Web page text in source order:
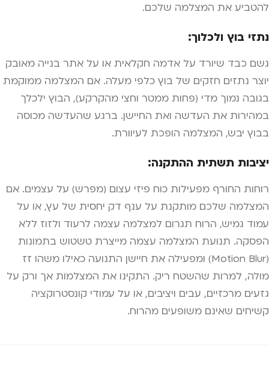
להטביע את המצלמה שלכם.
נתזי בוץ ולכלוך:
גשם כבד שיורד על אדמה חקלאית או על אתר בנייה מאובק
יוצר נתזים חזקים של בוץ כלפי מעלה. אם המצלמה ממוקמת
בגובה נמוך מדי (פחות ממטר וחצי מהקרקע), הבוץ ילכלך
במהירות את העדשה ואת החיישן. ברגע שהעדשה מכוסה
בבוץ יבש, המצלמה הופכת לעיוורת.
יציבות תשתית ההתקנה:
רוחות החורף מפעילות כוח פיזי עצום (מפרש) על עצמים. אם
המצלמה שלכם מותקנת על ענף דק יחסית של עץ, או על
עמוד גמיש, הרוח תגרום למצלמה עצמה לרעוד ולזוז ללא
הפסקה. תנועת המצלמה עצמה מייצרת טשטוש בתמונות
(Motion Blur) ומפעילה את חיישן התנועה כאילו משהו זז
מולה, למרות שהשטח ריק. התקינו את המצלמות אך ורק על
גזעים מרכזיים, עבים ויציבים, או על עמודי קונסטרוקציה
קשיחים שאינם משופעים מהרוח.